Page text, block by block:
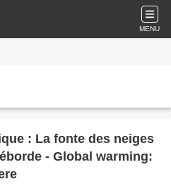
MENU
: La fonte des neiges
- Global warming: